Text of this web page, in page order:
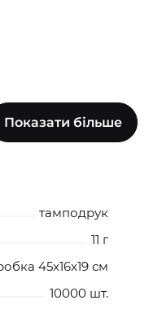
Показати більше
тамподрук
11 г
45x16x19 см
10000 шт.